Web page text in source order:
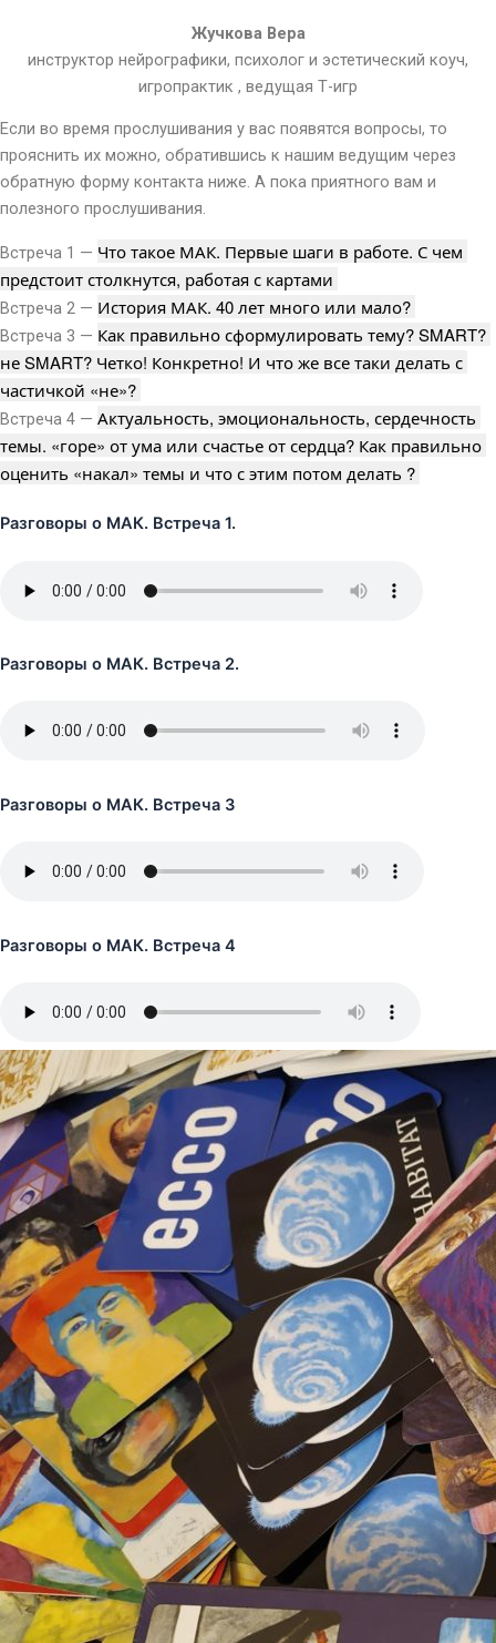
Жучкова Вера
инструктор нейрографики, психолог и эстетический коуч,
игропрактик , ведущая Т-игр
Если во время прослушивания у вас появятся вопросы, то
прояснить их можно, обратившись к нашим ведущим через
обратную форму контакта ниже. А пока приятного вам и
полезного прослушивания.
Встреча 1 — Что такое МАК. Первые шаги в работе. С чем
предстоит столкнутся, работая с картами
Встреча 2 — История МАК. 40 лет много или мало?
Встреча 3 — Как правильно сформулировать тему? SMART?
не SMART? Четко! Конкретно! И что же все таки делать с
частичкой «не»?
Встреча 4 — Актуальность, эмоциональность, сердечность
темы. «горе» от ума или счастье от сердца? Как правильно
оценить «накал» темы и что с этим потом делать ?
Разговоры о МАК. Встреча 1.
Разговоры о МАК. Встреча 2.
Разговоры о МАК. Встреча 3
Разговоры о МАК. Встреча 4